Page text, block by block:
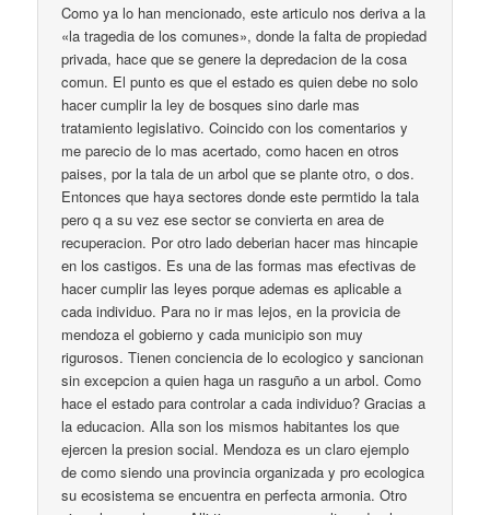
Como ya lo han mencionado, este articulo nos deriva a la
«la tragedia de los comunes», donde la falta de propiedad
privada, hace que se genere la depredacion de la cosa
comun. El punto es que el estado es quien debe no solo
hacer cumplir la ley de bosques sino darle mas
tratamiento legislativo. Coincido con los comentarios y
me parecio de lo mas acertado, como hacen en otros
paises, por la tala de un arbol que se plante otro, o dos.
Entonces que haya sectores donde este permtido la tala
pero q a su vez ese sector se convierta en area de
recuperacion. Por otro lado deberian hacer mas hincapie
en los castigos. Es una de las formas mas efectivas de
hacer cumplir las leyes porque ademas es aplicable a
cada individuo. Para no ir mas lejos, en la provicia de
mendoza el gobierno y cada municipio son muy
rigurosos. Tienen conciencia de lo ecologico y sancionan
sin excepcion a quien haga un rasguño a un arbol. Como
hace el estado para controlar a cada individuo? Gracias a
la educacion. Alla son los mismos habitantes los que
ejercen la presion social. Mendoza es un claro ejemplo
de como siendo una provincia organizada y pro ecologica
su ecosistema se encuentra en perfecta armonia. Otro